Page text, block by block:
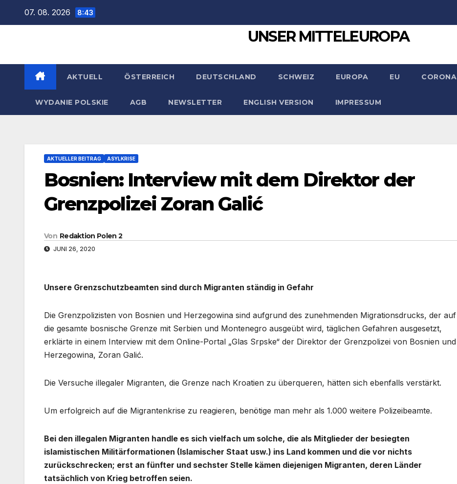
07. 08. 2026 8:43
UNSER MITTELEUROPA
AKTUELL ÖSTERREICH DEUTSCHLAND SCHWEIZ EUROPA EU CORONA
WYDANIE POLSKIE AGB NEWSLETTER ENGLISH VERSION IMPRESSUM
AKTUELLER BEITRAG ASYLKRISE
Bosnien: Interview mit dem Direktor der
Grenzpolizei Zoran Galić
Von Redaktion Polen 2
JUNI 26, 2020
Unsere Grenzschutzbeamten sind durch Migranten ständig in Gefahr
Die Grenzpolizisten von Bosnien und Herzegowina sind aufgrund des zunehmenden Migrationsdrucks, der auf
die gesamte bosnische Grenze mit Serbien und Montenegro ausgeübt wird, täglichen Gefahren ausgesetzt,
erklärte in einem Interview mit dem Online-Portal „Glas Srpske“ der Direktor der Grenzpolizei von Bosnien und
Herzegowina, Zoran Galić.
Die Versuche illegaler Migranten, die Grenze nach Kroatien zu überqueren, hätten sich ebenfalls verstärkt.
Um erfolgreich auf die Migrantenkrise zu reagieren, benötige man mehr als 1.000 weitere Polizeibeamte.
Bei den illegalen Migranten handle es sich vielfach um solche, die als Mitglieder der besiegten
islamistischen Militärformationen (Islamischer Staat usw.) ins Land kommen und die vor nichts
zurückschrecken; erst an fünfter und sechster Stelle kämen diejenigen Migranten, deren Länder
tatsächlich von Krieg betroffen seien.